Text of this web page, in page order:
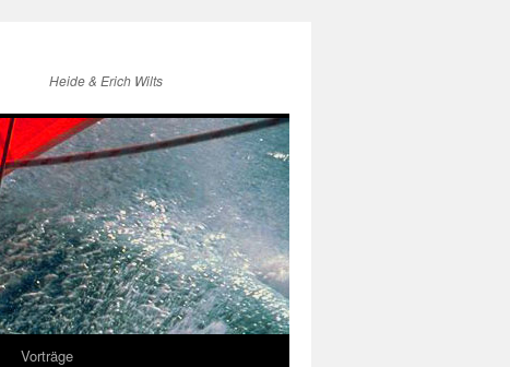
Heide & Erich Wilts
Vorträge